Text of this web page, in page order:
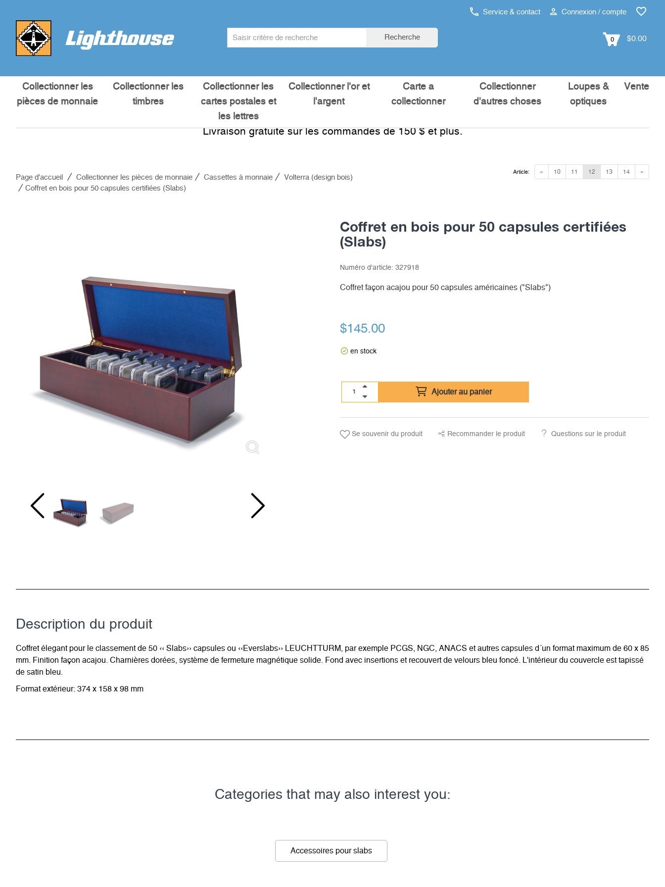
Service & contact Connexion / compte
Recherche 0 $0.00
Collectionner les
pièces de monnaie
Collectionner les
timbres
Collectionner les
cartes postales et
les lettres
Collectionner l'or et
l'argent
Carte a
collectionner
Collectionner
d'autres choses
Loupes &
optiques
Vente
Livraison gratuite sur les commandes de 150 $ et plus.
Page d'accueil Collectionner les pièces de monnaie Cassettes à monnaie
Volterra (design bois)
Coffret en bois pour 50 capsules certifiées (Slabs)
« 10 11 12 13 14 »
Article:
Coffret en bois pour 50 capsules certifiées
(Slabs)
Numéro d'article: 327918
Coffret façon acajou pour 50 capsules américaines ("Slabs")
$145.00
en stock
Ajouter au panier
Se souvenir du produit Recommander le produit Questions sur le produit
Description du­ produit
Coffret élegant pour le classement de 50 ‹‹ Slabs›› capsules ou ‹‹Everslabs›› LEUCHTTURM, par exemple PCGS, NGC, ANACS et autres capsules d´un format maximum de 60 x 85
mm. Finition façon acajou. Charnières dorées, système de fermeture magnétique solide. Fond avec insertions et recouvert de velours bleu foncé. L'intérieur du couvercle est tapissé
de satin bleu.
Format extérieur: 374 x 158 x 98 mm
Categories that may also interest you:
Accessoires pour slabs